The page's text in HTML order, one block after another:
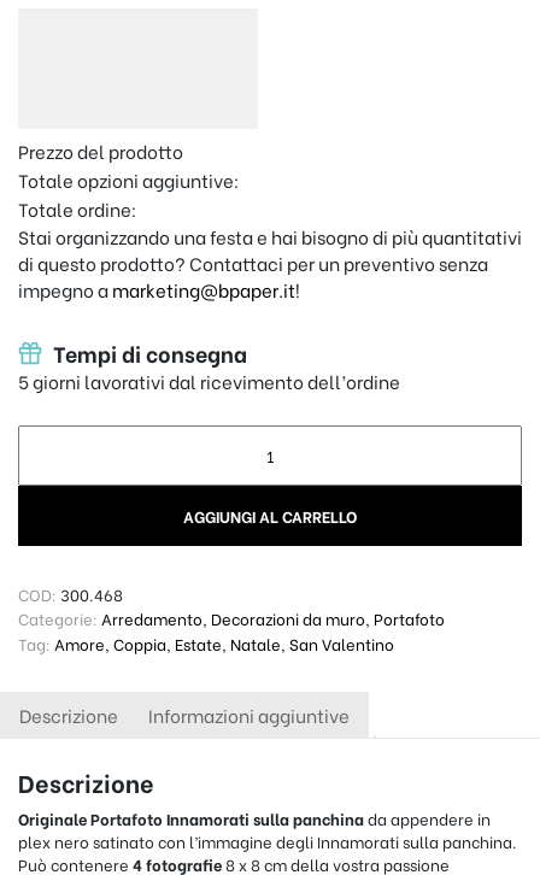
Prezzo del prodotto
Totale opzioni aggiuntive:
Totale ordine:
Stai organizzando una festa e hai bisogno di più quantitativi
di questo prodotto? Contattaci per un preventivo senza
impegno amarketing@bpaper.it!
Tempi di consegna
5 giorni lavorativi dal ricevimento dell’ordine
AGGIUNGI AL CARRELLO
COD: 300.468
Categorie: Arredamento, Decorazioni da muro, Portafoto
Tag: Amore Coppia Estate Natale San Valentino
Descrizione Informazioni aggiuntive
Descrizione
Originale Portafoto Innamorati sulla panchinada appendere in
plex nero satinato con l’immagine degli Innamorati sulla panchina.
Può contenere 4 fotografie8 x 8 cm della vostra passione